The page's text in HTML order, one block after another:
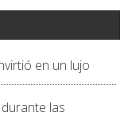
en un lujo
las